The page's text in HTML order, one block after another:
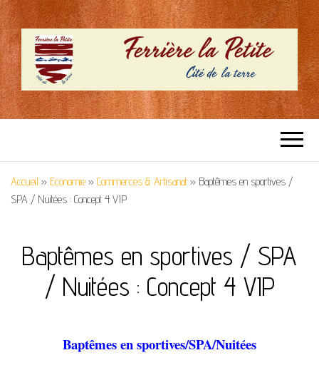
SITE OFFICIEL –
FERRIERE LA
PETITE
Cité de la terre
Accueil » Economie » Commerces & Artisanat » Baptêmes en sportives /
SPA / Nuitées : Concept 4 VIP
Baptêmes en sportives / SPA
/ Nuitées : Concept 4 VIP
Baptêmes en sportives/SPA/Nuitées